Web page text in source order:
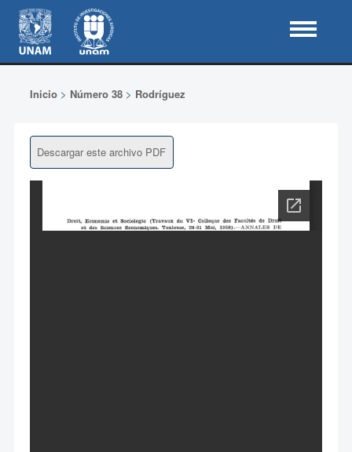
Inicio> Número 38> Rodríguez
Descargar este archivo PDF